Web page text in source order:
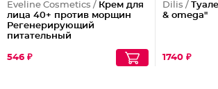
Eveline Cosmetics / Крем для
лица 40+ против морщин
Регенерирующий
питательный
546 ₽
Dilis /
& omega"
1740 ₽